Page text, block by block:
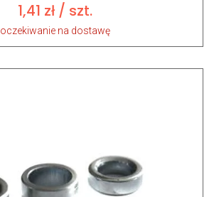
1,41 zł/ szt.
oczekiwanie na dostawę